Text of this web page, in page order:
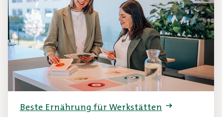
Beste Ernährung für Werkstätten